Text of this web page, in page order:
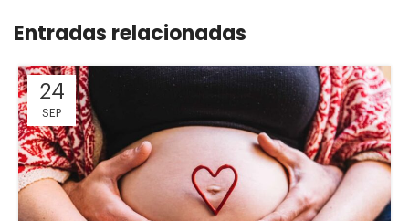
Entradas relacionadas
24
SEP